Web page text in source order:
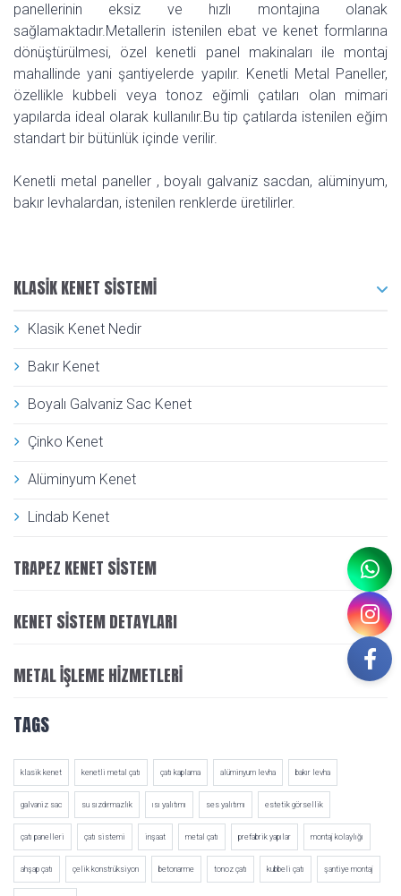
panellerinin eksiz ve hızlı montajına olanak
sağlamaktadır.Metallerin istenilen ebat ve kenet formlarına
dönüştürülmesi, özel kenetli panel makinaları ile montaj
mahallinde yani şantiyelerde yapılır. Kenetli Metal Paneller,
özellikle kubbeli veya tonoz eğimli çatıları olan mimari
yapılarda ideal olarak kullanılır.Bu tip çatılarda istenilen eğim
standart bir bütünlük içinde verilir.
Kenetli metal paneller , boyalı galvaniz sacdan, alüminyum,
bakır levhalardan, istenilen renklerde üretilirler.
KLASIK KENET SISTEMI
Klasik Kenet Nedir
Bakır Kenet
Boyalı Galvaniz Sac Kenet
Çinko Kenet
Alüminyum Kenet
Lindab Kenet
TRAPEZ KENET SISTEM
KENET SISTEM DETAYLARI
METAL İŞLEME HIZMETLERI
TAGS
klasik kenet kenetli metal çatı çatı kaplama alüminyum levha bakır levha
galvaniz sac su sızdırmazlık ısı yalıtımı ses yalıtımı estetik görsellik
çatı panelleri çatı sistemi inşaat metal çatı prefabrik yapılar montaj kolaylığı
ahşap çatı çelik konstrüksiyon betonarme tonoz çatı kubbeli çatı şantiye montaj